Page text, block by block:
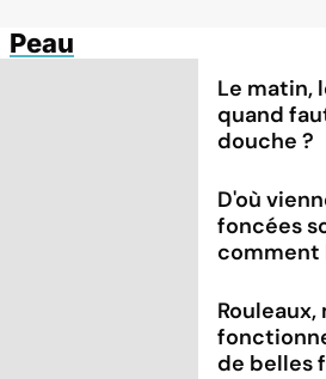
Peau
Le matin,
quand
douche ?
D'où
foncées
comment
Rouleaux,
de belles